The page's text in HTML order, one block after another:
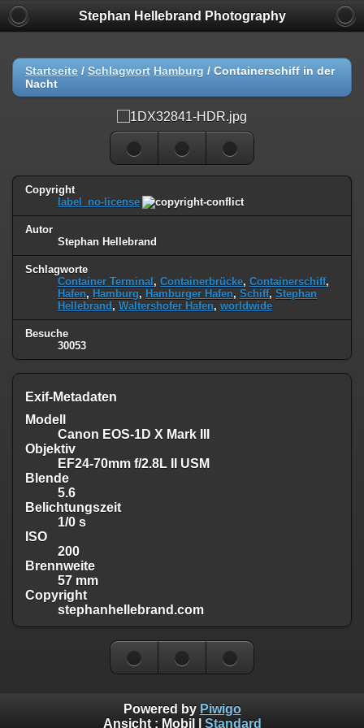
Stephan Hellebrand Photography
Startseite / Schlagwort Hamburg / Containerschiff in der
Nacht
Copyright
label_no-license
Autor
Stephan Hellebrand
Schlagworte
Container Terminal , Containerbrücke, Containerschiff,
Hafen, Hamburg, Hamburger Hafen, Schiff, Stephan
Hellebrand , Waltershofer Hafen, worldwide
Besuche
30053
Exif-Metadaten
Modell
Canon EOS-1D X Mark III
Objektiv
EF24-70mm f/2.8L II USM
Blende
5.6
Belichtungszeit
1/0 s
ISO
200
Brennweite
57 mm
Copyright
stephanhellebrand.com
Powered by Piwigo
Ansicht : Mobil Standard